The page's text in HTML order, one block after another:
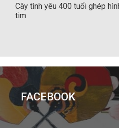
Cây tình yêu 400 tuổi ghép
tim
FACEBOOK